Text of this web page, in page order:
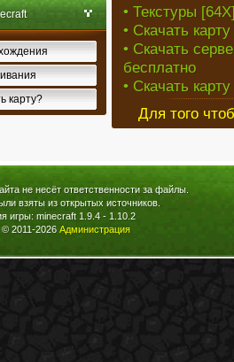
карту?
• Текстуры
• Скачать
• Скачать
бесплатно
• Скачать
Для того
не несёт ответственности за файлы.
взяты из открытых источников.
игры: minecraft 1.9.4 - 1.10.2
2011-2026 Администрация